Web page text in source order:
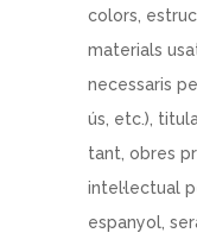
colors,
materials
necessaris
ús, etc.),
tant, obres
intel·lectual
espanyol,